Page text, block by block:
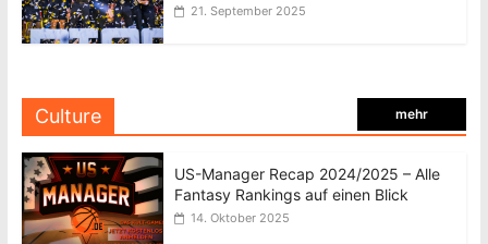
21. September 2025
Culture mehr
US-Manager Recap 2024/2025 – Alle
Fantasy Rankings auf einen Blick
14. Oktober 2025